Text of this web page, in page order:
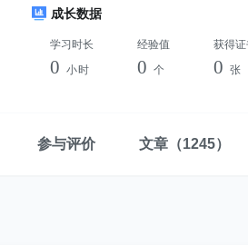
成长数据
学习时长
0 小时
经验值
0 个
获得
0 张
参与评价 文章 （1245）